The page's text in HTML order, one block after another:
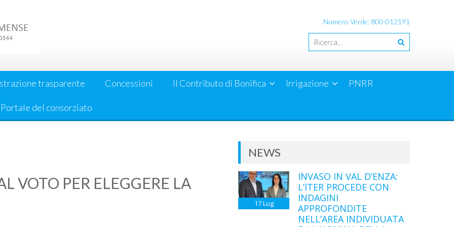
Numero Verde: 800-012191
trasparente Concessioni Il Contributo di Bonifica Irrigazione PNRR
del consorziato
VOTO PER ELEGGERE LA
NEWS
17Lug
INVASO IN VAL D’ENZA:
L’ITER PROCEDE CON
INDAGINI
APPROFONDITE
NELL’AREA INDIVIDUATA